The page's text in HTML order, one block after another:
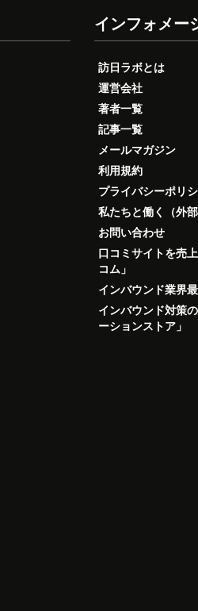
インフォメー
訪日ラボとは
運営会社
著者一覧
記事一覧
メールマガジン
利用規約
プライバシーポリ
私たちと働く（外部
お問い合わせ
口コミサイトを売
コム」
インバウンド業界
インバウンド対策
ーションストア」